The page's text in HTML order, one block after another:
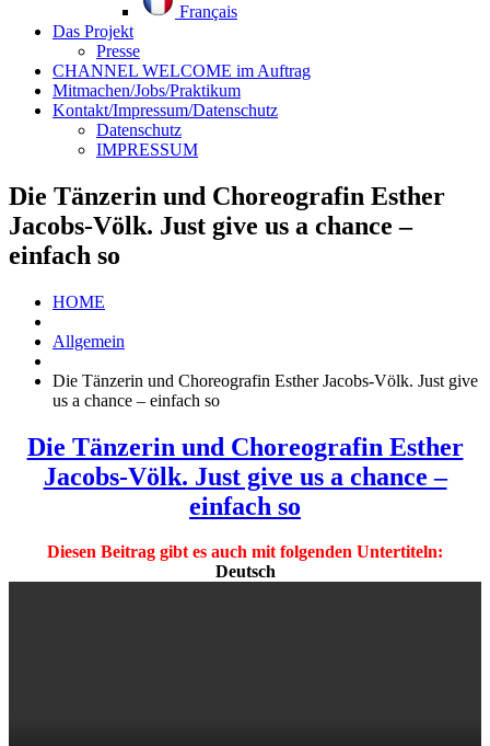
Français
Das Projekt
Presse
CHANNEL WELCOME im Auftrag
Mitmachen/Jobs/Praktikum
Kontakt/Impressum/Datenschutz
Datenschutz
IMPRESSUM
Die Tänzerin und Choreografin Esther
Jacobs-Völk. Just give us a chance –
einfach so
HOME
Allgemein
Die Tänzerin und Choreografin Esther Jacobs-Völk. Just give
us a chance – einfach so
Die Tänzerin und Choreografin Esther
Jacobs-Völk. Just give us a chance –
einfach so
Diesen Beitrag gibt es auch mit folgenden Untertiteln:
Deutsch